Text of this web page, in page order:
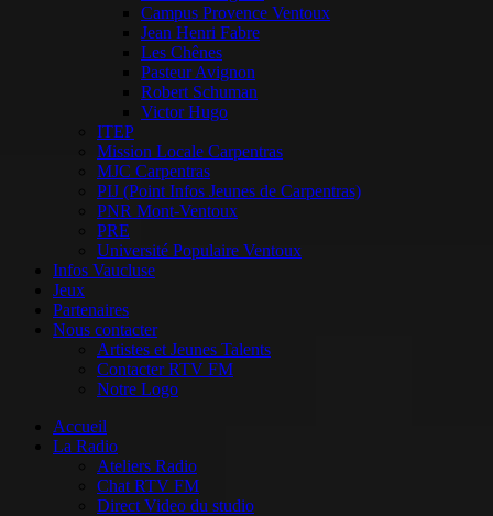
Campus Provence Ventoux
Jean Henri Fabre
Les Chênes
Pasteur Avignon
Robert Schuman
Victor Hugo
ITEP
Mission Locale Carpentras
MJC Carpentras
PIJ (Point Infos Jeunes de Carpentras)
PNR Mont-Ventoux
PRE
Université Populaire Ventoux
Infos Vaucluse
Jeux
Partenaires
Nous contacter
Artistes et Jeunes Talents
Contacter RTV FM
Notre Logo
Accueil
La Radio
Ateliers Radio
Chat RTV FM
Direct Video du studio